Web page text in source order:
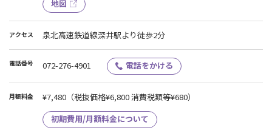
地図
アクセス 泉北高速鉄道線深井駅より徒歩2分
電話番号 072-276-4901 電話をかける
月額料金 ¥7,480 （税抜価格¥6,800 消費税額等¥680）
初期費用/月額料金について